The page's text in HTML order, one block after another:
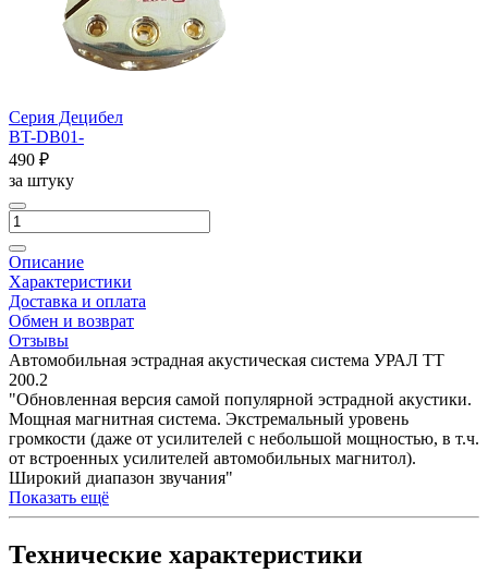
Серия Децибел
BT-DB01-
490 ₽
за штуку
Описание
Характеристики
Доставка и оплата
Обмен и возврат
Отзывы
Автомобильная эстрадная акустическая система УРАЛ ТТ
200.2
"Обновленная версия самой популярной эстрадной акустики.
Мощная магнитная система. Экстремальный уровень
громкости (даже от усилителей с небольшой мощностью, в т.ч.
от встроенных усилителей автомобильных магнитол).
Широкий диапазон звучания"
Показать ещё
Технические характеристики